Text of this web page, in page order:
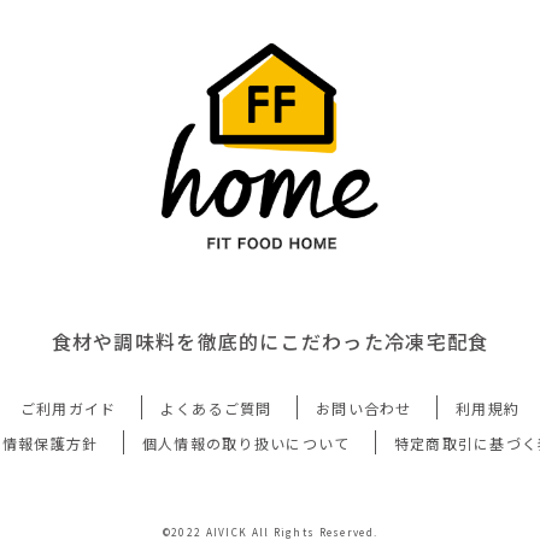
食材や調味料を徹底的にこだわった冷凍宅配食
ご利用ガイド よくあるご質問 お問い合わせ
利用規約
報保護方針
個人情報の取り扱いについて 特定商取引に基づ
©2022 AIVICK All Rights Reserved.